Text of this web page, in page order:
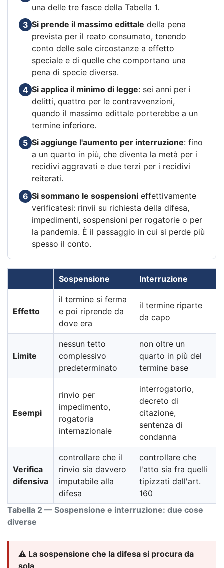
una delle tre fasce della Tabella 1.
3 Si prende il massimo edittale della pena
prevista per il reato consumato, tenendo
conto delle sole circostanze a effetto
speciale e di quelle che comportano una
pena di specie diversa.
4 Si applica il minimo di legge: sei anni per i
delitti, quattro per le contravvenzioni,
quando il massimo edittale porterebbe a un
termine inferiore.
5 Si aggiunge l'aumento per interruzione: fino
a un quarto in più, che diventa la metà per i
recidivi aggravati e due terzi per i recidivi
reiterati.
6 Si sommano le sospensioni effettivamente
verificatesi: rinvii su richiesta della difesa,
impedimenti, sospensioni per rogatorie o per
la pandemia. È il passaggio in cui si perde più
spesso il conto.
Tabella 2 — Sospensione e interruzione: due cose
diverse
Sospensione Interruzione
Effetto
il termine si ferma
e poi riprende da
dove era
il termine riparte
da capo
Limite
nessun tetto
complessivo
predeterminato
non oltre un
quarto in più del
termine base
Esempi
rinvio per
impedimento,
rogatoria
internazionale
interrogatorio,
decreto di
citazione,
sentenza di
condanna
Verifica
difensiva
controllare che il
rinvio sia davvero
imputabile alla
difesa
controllare che
l'atto sia fra quelli
tipizzati dall'art.
160
⚠️ La sospensione che la difesa si procura da
sola